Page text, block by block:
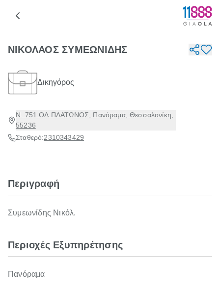
ΝΙΚΟΛΑΟΣ ΣΥΜΕΩΝΙΔΗΣ
Δικηγόρος
Ν. 751 ΟΔ ΠΛΑΤΩΝΟΣ, Πανόραμα, Θεσσαλονίκη,
55236
Σταθερό:2310343429
Περιγραφή
Συμεωνίδης Νικόλ.
Περιοχές Εξυπηρέτησης
Πανόραμα